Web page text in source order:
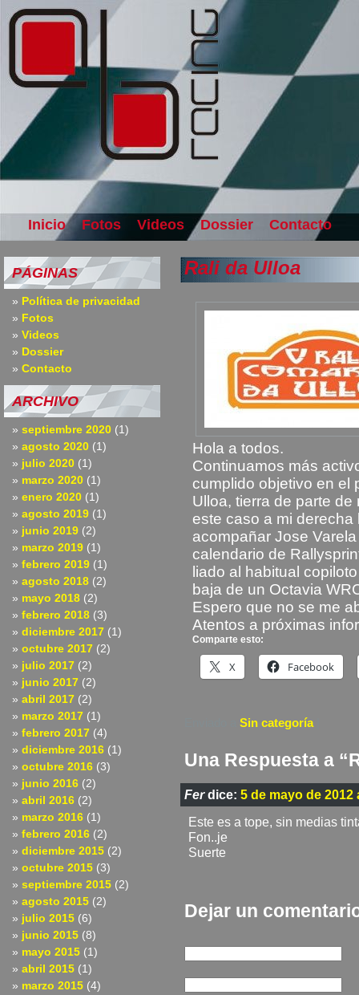
Inicio Fotos Videos Dossier Contacto
PÁGINAS
Política de privacidad
Fotos
Videos
Dossier
Contacto
ARCHIVO
septiembre 2020 (1)
agosto 2020 (1)
julio 2020 (1)
marzo 2020 (1)
enero 2020 (1)
agosto 2019 (1)
junio 2019 (2)
marzo 2019 (1)
febrero 2019 (1)
agosto 2018 (2)
mayo 2018 (2)
febrero 2018 (3)
diciembre 2017 (1)
octubre 2017 (2)
julio 2017 (2)
junio 2017 (2)
abril 2017 (2)
marzo 2017 (1)
febrero 2017 (4)
diciembre 2016 (1)
octubre 2016 (3)
junio 2016 (2)
abril 2016 (2)
marzo 2016 (1)
febrero 2016 (2)
diciembre 2015 (2)
octubre 2015 (3)
septiembre 2015 (2)
agosto 2015 (2)
julio 2015 (6)
junio 2015 (8)
mayo 2015 (1)
abril 2015 (1)
marzo 2015 (4)
Rali da Ulloa
Hola a todos.
Continuamos más
cumplido objetivo en el
Ulloa, tierra de parte
este caso a mi
acompañar Jose
calendario de
liado al habitual
baja de un Octavia
Espero que no se me
Atentos a próximas
Comparte esto:
X Facebook
Sin categoría
Una Respuesta a
Ferdice: 5 de mayo de 2012
Este es a tope, sin medias
Fon..je
Suerte
Dejar un